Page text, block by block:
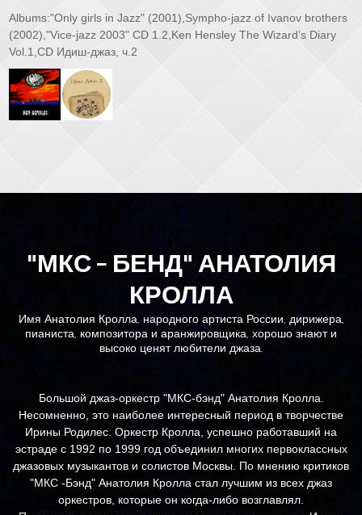
Albums:"Only girls in Jazz" (2001),Sympho-jazz of Ivanov brothers
(2002),"Vice-jazz 2003" CD 1.2,Ken Hensley The Wizard’s Diary
Vol.1,CD Идиш-джаз, ч.2
"МКС - БЕНД" АНАТОЛИЯ
КРОЛЛА
Имя Анатолия Кролла, народного артиста России, дирижера,
пианиста, композитора и аранжировщика, хорошо знают и
высоко ценят любители джаза.
Большой джаз-оркестр "МКС-бэнд" Анатолия Кролла.
Несомненно, это наиболее интересный период в творчестве
Ирины Родилес. Оркестр Кролла, успешно работавший на
эстраде с 1992 по 1999 год объединил многих первоклассных
джазовых музыкантов и солистов Москвы. По мнению критиков
"МКС -Бэнд" Анатолия Кролла стал лучшим из всех джаз
оркестров, которые он когда-либо возглавлял.